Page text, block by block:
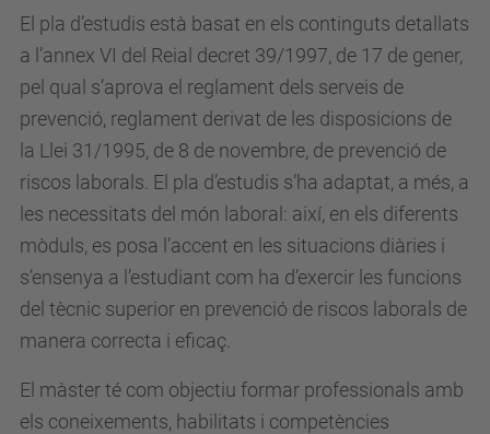
El pla d’estudis està basat en els continguts detallats
a l’annex VI del Reial decret 39/1997, de 17 de gener,
pel qual s’aprova el reglament dels serveis de
prevenció, reglament derivat de les disposicions de
la Llei 31/1995, de 8 de novembre, de prevenció de
riscos laborals. El pla d’estudis s’ha adaptat, a més, a
les necessitats del món laboral: així, en els diferents
mòduls, es posa l’accent en les situacions diàries i
s’ensenya a l’estudiant com ha d’exercir les funcions
del tècnic superior en prevenció de riscos laborals de
manera correcta i eficaç.
El màster té com objectiu formar professionals amb
els coneixements, habilitats i competències